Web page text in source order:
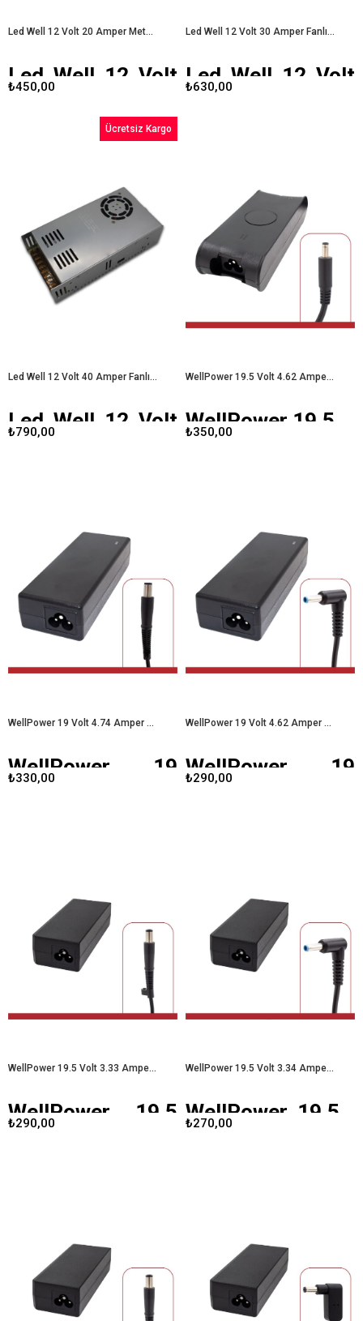
Led Well 12 Volt 20 Amper Metal Kasa Adaptör
Led Well 12 Volt
20 Amper Metal
Kasa Adaptör
Led Well 12 Volt 20
Amper metal kasa adaptör
ihtiyacı karşılamak üzere
tasarlanmış güvenilir bir üründür. Bu
yazıda, adaptörün teknik özellikleri,
avantajları ve kullanıcı deneyimleri
üzerinde duracağız.Led Well 12
Volt 20 Amper Metal Kasa
Adaptör
₺450,00
Led Well 12 Volt 30 Amper Fanlı Metal Kasa Adaptör
Led Well 12 Volt
30 Amper Fanlı
bir şekilde çalışabilmesi için kaliteli
adaptörler gereklidir. Led Well 12
Volt 30 Amper fanlı metal kasa
adaptör, bu ihtiyacı karşılamak
üzere tasarlanmış yüksek
performanslı bir üründür. Bu yazıda,
adaptörün teknik özellikleri,
avantajları ve kullanıcı deneyimleri
üzerinde duracağız.
Led Well 12
Volt 30 Amper Fanlı Metal Kasa
₺630,00
Led Well 12 Volt 40 Amper Fanlı Metal Kasa Adaptör
Led Well 12 Volt
40 Amper Fanlı
cihazların güvenli ve etkili bir şekilde
çalışabilmesi için kaliteli adaptörler
büyük önem taşımaktadır.
12 Volt 40 Amper
fanlı metal kasa
adaptör, bu ihtiyaçları karşılamak
üzere tasarlanmış yüksek
performanslı bir üründür. Bu yazıda,
adaptörün teknik özellikleri,
avantajları ve kullanıcı deneyimleri
üzerinde duracağız.
Led Well 12
Volt 40 Amper Fanlı Metal Kasa
₺790,00
Ücretsiz Kargo
WellPower 19.5 Volt 4.62 Amper 90 Watt 4.5X3.0 Uçlu Dell Laptop Adaptörü
WellPower 19.5
Volt 4.62 Amper
Günümüzde laptop kullanıcıları için
güvenilir bir adaptör seçimi,
cihazlarının performansı ve
dayanıklılığı açısından kritik öneme
sahiptir.
WellPower 19.5 Volt 4.62
Amper 90 Watt 4.5x3.0 uçlu Dell
laptop adaptörü, bu ihtiyaçları
karşılamak üzere tasarlanmış bir
üründür. Bu yazıda, adaptörün teknik
özellikleri, avantajları ve kullanıcı
alacağız.WellPower 19.5 Volt 4.62
₺350,00
WellPower 19 Volt 4.74 Amper 7.4X5.0 Uçlu HP LAPTOP ADAPTÖRÜ
WellPower 19
Volt 4.74 Amper
dünyasında, laptop kullanıcıları için
güvenilir ve kaliteli bir adaptör
seçimi oldukça önemlidir.
WellPower 19 Volt 4.74 Amper
7.4x5.0 uçlu HP laptop adaptörü
bu ihtiyaçları karşılamak üzere
tasarlanmış bir üründür. Bu yazıda,
WellPower adaptörünün teknik
özellikleri, avantajları ve kullanıcı
deneyimleri gibi konulara
değineceğiz.WellPower 19 Volt
₺330,00
WellPower 19 Volt 4.62 Amper 4.5X3.0 Uçlu Hp Laptop Adaptörü
WellPower 19
Volt 4.62 Amper
performanslı bir güç kaynağıdır.
Gelişmiş teknolojisi ile güvenilir bir
şarj deneyimi sunar. WellPower 19
Volt 4.62 Amper 4.5X3.0 Uçlu Hp
Laptop Adaptörü
₺290,00
WellPower 19.5 Volt 3.33 Amper 7.4X5.0 Uçlu HP LAPTOP ADAPTÖRÜ
WellPower 19.5
Volt 3.33 Amper
laptop adaptörü, HP dizüstü
bilgisayarlar için özel olarak
tasarlanmış güvenilir bir güç
kaynağıdır. Yüksek performansı ve
sağlam yapısıyla, cihazlarınızı
güvenle şarj etmenizi
WellPower 19.5 Volt 3.33
₺290,00
WellPower 19.5 Volt 3.34 Amper 4.5X3.0 Uçlu Dell - HP Laptop Adaptörü
WellPower 19.5
Volt 3.34 Amper
laptop adaptörü, Dell ve HP
dizüstü bilgisayarlar için özel olarak
tasarlanmış bir güç kaynağıdır.
Güvenilir performansı ve geniş
uyumluluğu ile kullanıcıların
ihtiyaçlarını karşılamak üzere
geliştirilmiştir.WellPower 19.5 Volt
₺270,00